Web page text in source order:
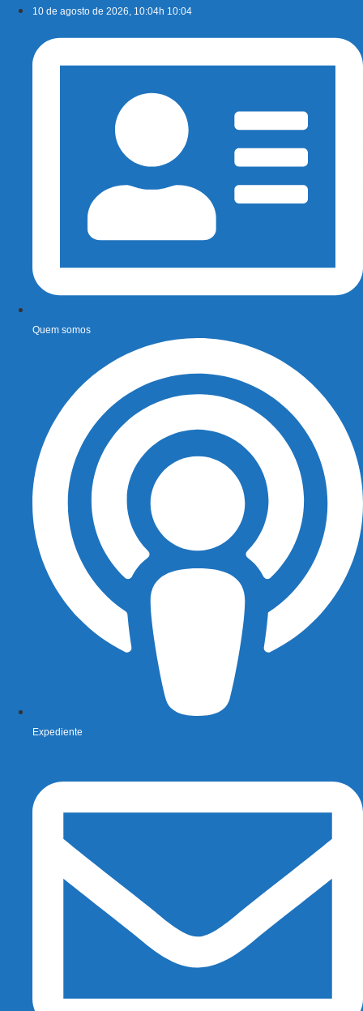
conteúdo
10 de agosto de 2026, 10:04h 10:04
Quem somos
Expediente